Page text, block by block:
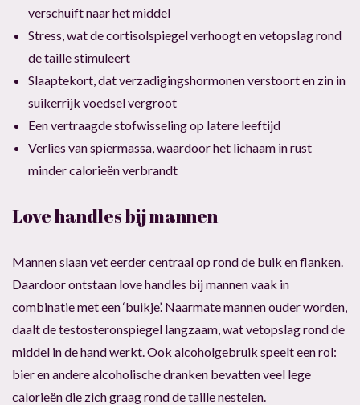
verschuift naar het middel
Stress, wat de cortisolspiegel verhoogt en vetopslag rond
de taille stimuleert
Slaaptekort, dat verzadigingshormonen verstoort en zin in
suikerrijk voedsel vergroot
Een vertraagde stofwisseling op latere leeftijd
Verlies van spiermassa, waardoor het lichaam in rust
minder calorieën verbrandt
Love handles bij mannen
Mannen slaan vet eerder centraal op rond de buik en flanken.
Daardoor ontstaan love handles bij mannen vaak in
combinatie met een ‘buikje’. Naarmate mannen ouder worden,
daalt de testosteronspiegel langzaam, wat vetopslag rond de
middel in de hand werkt. Ook alcoholgebruik speelt een rol:
bier en andere alcoholische dranken bevatten veel lege
calorieën die zich graag rond de taille nestelen.